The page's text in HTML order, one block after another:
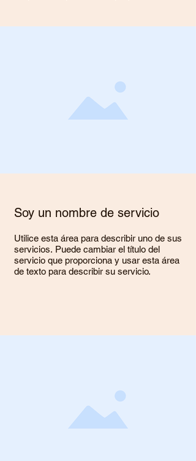
Soy un nombre de servicio
Utilice esta área para describir uno de sus
servicios. Puede cambiar el título del
servicio que proporciona y usar esta área
de texto para describir su servicio.